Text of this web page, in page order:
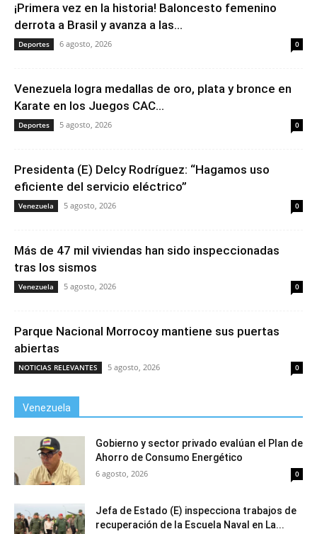
¡Primera vez en la historia! Baloncesto femenino
derrota a Brasil y avanza a las...
Deportes 6 agosto, 2026 0
Venezuela logra medallas de oro, plata y bronce en
Karate en los Juegos CAC...
Deportes 5 agosto, 2026 0
Presidenta (E) Delcy Rodríguez: “Hagamos uso
eficiente del servicio eléctrico”
Venezuela 5 agosto, 2026 0
Más de 47 mil viviendas han sido inspeccionadas
tras los sismos
Venezuela 5 agosto, 2026 0
Parque Nacional Morrocoy mantiene sus puertas
abiertas
NOTICIAS RELEVANTES 5 agosto, 2026 0
Venezuela
Gobierno y sector privado evalúan el Plan de
Ahorro de Consumo Energético
6 agosto, 2026 0
Jefa de Estado (E) inspecciona trabajos de
recuperación de la Escuela Naval en La...